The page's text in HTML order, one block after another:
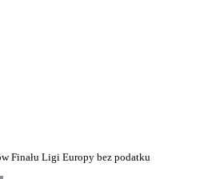
Finału Ligi Europy bez podatku